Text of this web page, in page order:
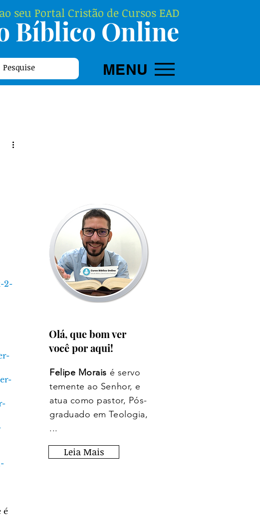
Bíblico Online
seu Portal Cristão de Cursos EAD
MENU
2-
é
Olá, que bom ver
você por aqui!
Felipe Morais é servo
temente ao Senhor, e
atua como pastor, Pós-
graduado em Teologia,
...
Leia Mais